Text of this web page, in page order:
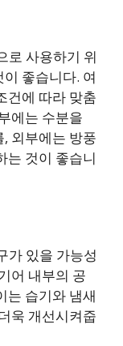
로 사용하기 위
좋습니다. 여
건에 따라 맞춤
에는 수분을
외부에는 방풍
는 것이 좋습니
가 있을 가능성
어 내부의 공
는 습기와 냄새
욱 개선시켜줍